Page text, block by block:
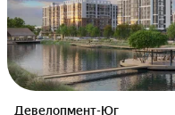
Девелопмент-Юг